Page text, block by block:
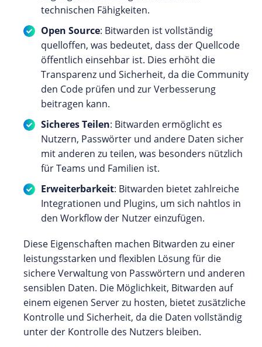
technischen Fähigkeiten.
Open Source: Bitwarden ist vollständig
quelloffen, was bedeutet, dass der Quellcode
öffentlich einsehbar ist. Dies erhöht die
Transparenz und Sicherheit, da die Community
den Code prüfen und zur Verbesserung
beitragen kann.
Sicheres Teilen: Bitwarden ermöglicht es
Nutzern, Passwörter und andere Daten sicher
mit anderen zu teilen, was besonders nützlich
für Teams und Familien ist.
Erweiterbarkeit: Bitwarden bietet zahlreiche
Integrationen und Plugins, um sich nahtlos in
den Workflow der Nutzer einzufügen.
Diese Eigenschaften machen Bitwarden zu einer
leistungsstarken und flexiblen Lösung für die
sichere Verwaltung von Passwörtern und anderen
sensiblen Daten. Die Möglichkeit, Bitwarden auf
einem eigenen Server zu hosten, bietet zusätzliche
Kontrolle und Sicherheit, da die Daten vollständig
unter der Kontrolle des Nutzers bleiben.